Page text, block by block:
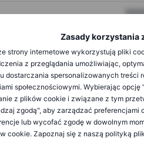
Zasady korzystania
strony internetowe wykorzystują pliki
z przeglądania umożliwiając,
dostarczania spersonalizowanych treści
społecznościowymi. Wybierając
z plików cookie i związane z tym
zgodą", aby zarządzać
lub wycofać zgodę w dowolnym
cookie. Zapoznaj się z naszą polityką